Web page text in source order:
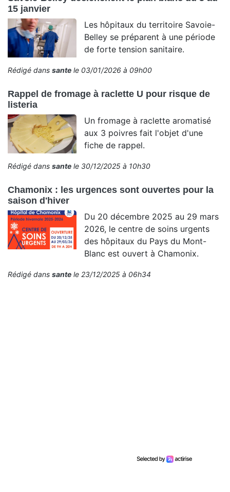
15 janvier
Les hôpitaux du territoire Savoie-
Belley se préparent à une période
de forte tension sanitaire.
Rédigé dans sante le 03/01/2026 à 09h00
Rappel de fromage à raclette U pour risque de
listeria
Un fromage à raclette aromatisé
aux 3 poivres fait l'objet d'une
fiche de rappel.
Rédigé dans sante le 30/12/2025 à 10h30
Chamonix : les urgences sont ouvertes pour la
saison d'hiver
Du 20 décembre 2025 au 29 mars
2026, le centre de soins urgents
des hôpitaux du Pays du Mont-
Blanc est ouvert à Chamonix.
Rédigé dans sante le 23/12/2025 à 06h34